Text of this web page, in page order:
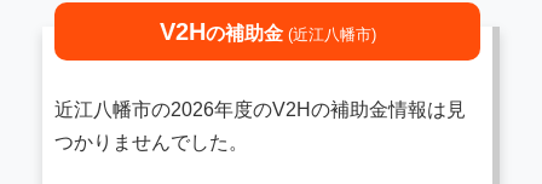
V2Hの補助金 (近江八幡市)
近江八幡市の2026年度のV2Hの補助金情報は見
つかりませんでした。